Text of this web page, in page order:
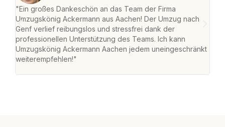
"Ein großes Dankeschön an das Team der Firma
Umzugskönig Ackermann aus Aachen! Der Umzug nach
Genf verlief reibungslos und stressfrei dank der
professionellen Unterstützung des Teams. Ich kann
Umzugskönig Ackermann Aachen jedem uneingeschränkt
weiterempfehlen!"